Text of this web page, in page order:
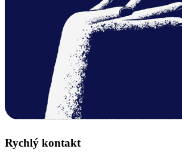
Rychlý kontakt